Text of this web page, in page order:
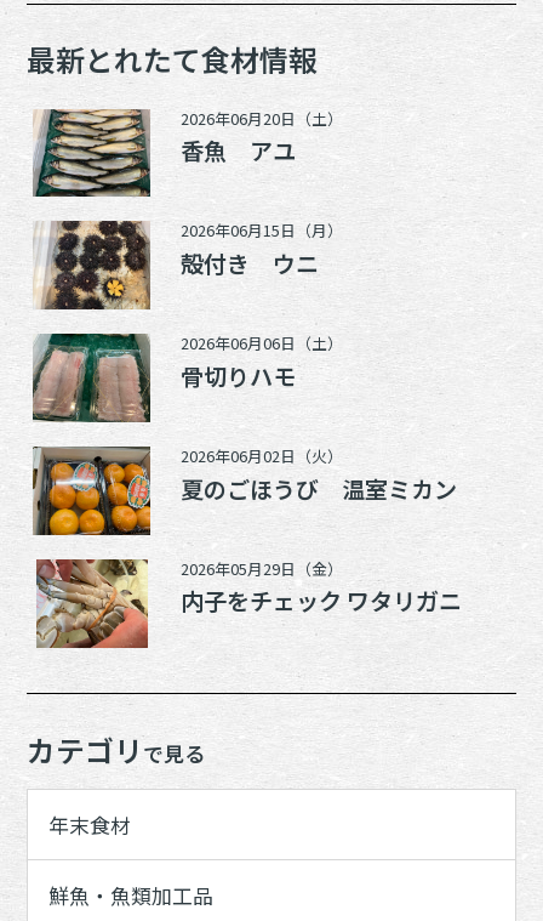
最新とれたて食材情報
2026年06月20日（土）
香魚 アユ
2026年06月15日（月）
殻付き ウニ
2026年06月06日（土）
骨切りハモ
2026年06月02日（火）
夏のごほうび 温室ミカン
2026年05月29日（金）
内子をチェック ワタリガニ
カテゴリで見る
年末食材
鮮魚・魚類加工品